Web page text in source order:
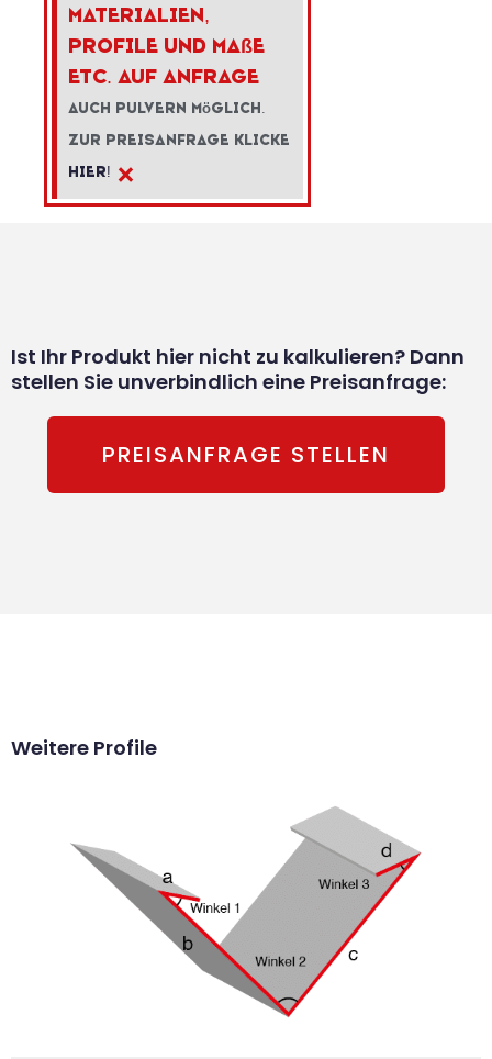
Materialien,
Profile und Maße
etc. auf Anfrage
Auch Pulvern möglich.
Zur Preisanfrage klicke
hier! ×
Ist Ihr Produkt hier nicht zu kalkulieren? Dann
stellen Sie unverbindlich eine Preisanfrage:
PREISANFRAGE STELLEN
Weitere Profile